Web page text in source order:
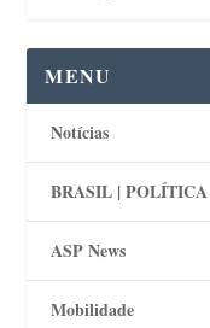
MENU
Notícias
BRASIL | POLÍTICA
ASP News
Mobilidade